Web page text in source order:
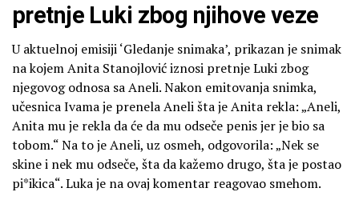
pretnje Luki zbog njihove veze
U aktuelnoj emisiji ‘Gledanje snimaka’, prikazan je snimak
na kojem Anita Stanojlović iznosi pretnje Luki zbog
njegovog odnosa sa Aneli. Nakon emitovanja snimka,
učesnica Ivama je prenela Aneli šta je Anita rekla: „Aneli,
Anita mu je rekla da će da mu odseče penis jer je bio sa
tobom.“ Na to je Aneli, uz osmeh, odgovorila: „Nek se
skine i nek mu odseče, šta da kažemo drugo, šta je postao
pi*ikica“. Luka je na ovaj komentar reagovao smehom.